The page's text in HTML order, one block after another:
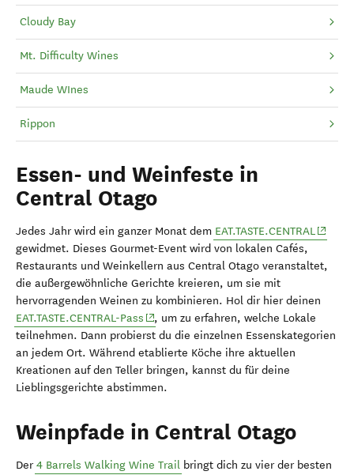
Cloudy Bay
Mt. Difficulty Wines
Maude WInes
Rippon
Essen- und Weinfeste in
Central Otago
Jedes Jahr wird ein ganzer Monat dem EAT.TASTE.CENTRAL
gewidmet. Dieses Gourmet-Event wird von lokalen Cafés,
Restaurants und Weinkellern aus Central Otago veranstaltet,
die außergewöhnliche Gerichte kreieren, um sie mit
hervorragenden Weinen zu kombinieren. Hol dir hier deinen
EAT.TASTE.CENTRAL-Pass
, um zu erfahren, welche Lokale
teilnehmen. Dann probierst du die einzelnen Essenskategorien
an jedem Ort. Während etablierte Köche ihre aktuellen
Kreationen auf den Teller bringen, kannst du für deine
Lieblingsgerichte abstimmen.
Weinpfade in Central Otago
Der4 Barrels Walking Wine Trail bringt dich zu vier der besten